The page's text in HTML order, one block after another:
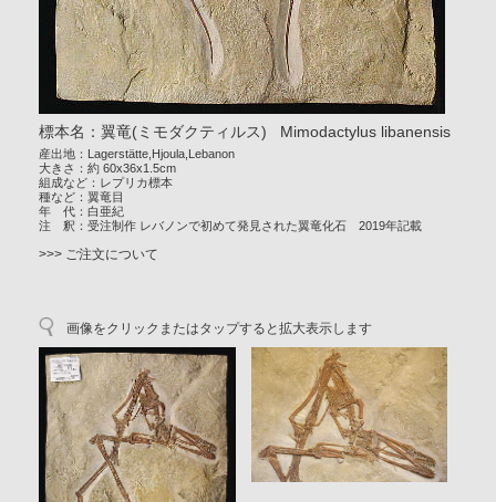
標本名：翼竜(ミモダクティルス) Mimodactylus libanensis
産出地：Lagerstätte,Hjoula,Lebanon
大きさ：約 60x36x1.5cm
組成など：レプリカ標本
種など：翼竜目
年 代：白亜紀
注 釈：受注制作 レバノンで初めて発見された翼竜化石 2019年記載
>>> ご注文について
画像をクリックまたはタップすると拡大表示します